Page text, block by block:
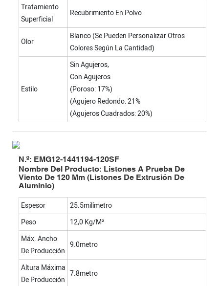
Tratamiento
Superficial
Recubrimiento En Polvo
Olor
Blanco (se Pueden Personalizar Otros
Colores Según La Cantidad)
Estilo
Sin Agujeros,
Con Agujeros
(Poroso: 17%)
(Agujero Redondo: 21%
(Agujeros Cuadrados: 20%)
N.º: EMG12-1441194-120SF
Nombre Del Producto: Listones A Prueba De
Viento De 120 Mm (listones De Extrusión De
Aluminio)
Espesor
25.5milímetro
Peso
12,0 Kg/m²
Máx. Ancho
De Producción
9.0metro
Altura Máxima
De Producción
7.8metro